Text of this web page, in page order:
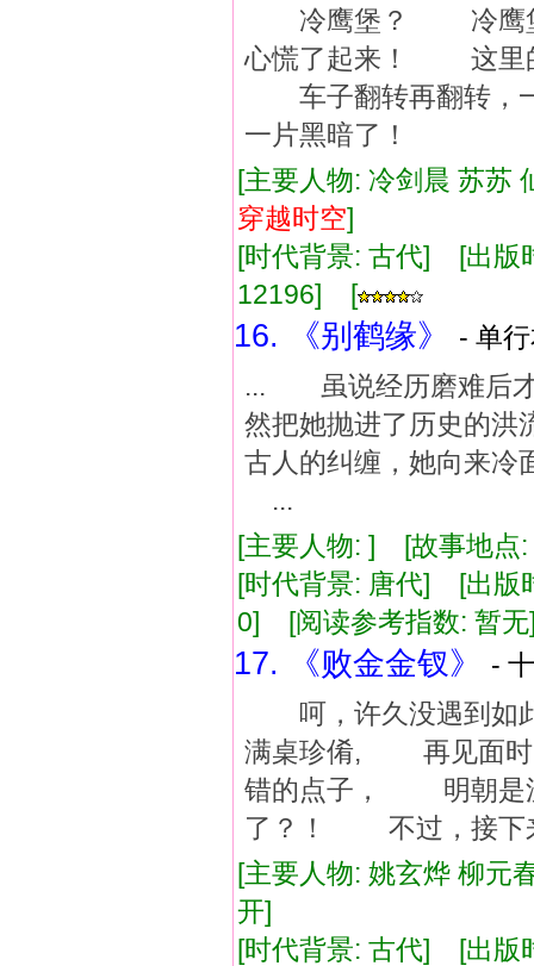
冷鹰堡？ 冷鹰堡
心慌了起来！ 这里
车子翻转再翻转，
一片黑暗了！
[主要人物: 冷剑晨 苏
穿越时空]
[时代背景: 古代] [出
12196] [
16. 《别鹤缘》
- 单
... 虽说经历磨难后
然把她抛进了历史
古人的纠缠，她向来
...
[主要人物: ] [故事地
[时代背景: 唐代] [出
0] [阅读参考指数: 暂无
17. 《败金金钗》
-
呵，许久没遇到如
满桌珍倄, 再见面时
错的点子， 明朝是
了？！ 不过，接下
[主要人物: 姚玄烨 柳
开]
[时代背景: 古代] [出